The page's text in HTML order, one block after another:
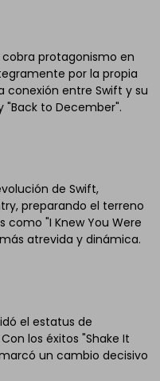
protagonismo en
por la propia
conexión entre Swift y su
to December".
de Swift,
preparando el terreno
como "I Knew You Were
atrevida y dinámica.
el estatus de
los éxitos "Shake It
un cambio decisivo